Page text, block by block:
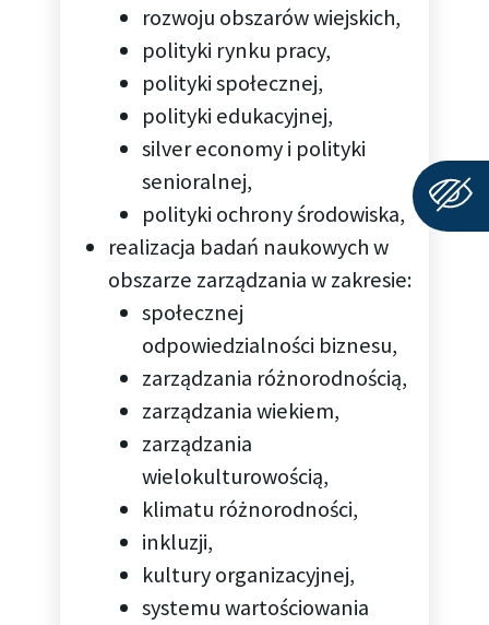
rozwoju obszarów wiejskich,
polityki rynku pracy,
polityki społecznej,
polityki edukacyjnej,
silver economy i polityki
senioralnej,
polityki ochrony środowiska,
realizacja badań naukowych w
obszarze zarządzania w zakresie:
społecznej
odpowiedzialności biznesu,
zarządzania różnorodnością,
zarządzania wiekiem,
zarządzania
wielokulturowością,
klimatu różnorodności,
inkluzji,
kultury organizacyjnej,
systemu wartościowania